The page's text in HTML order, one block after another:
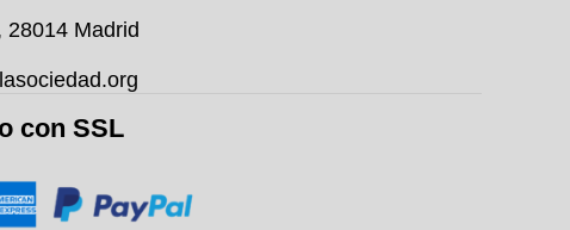
28014 Madrid
con SSL